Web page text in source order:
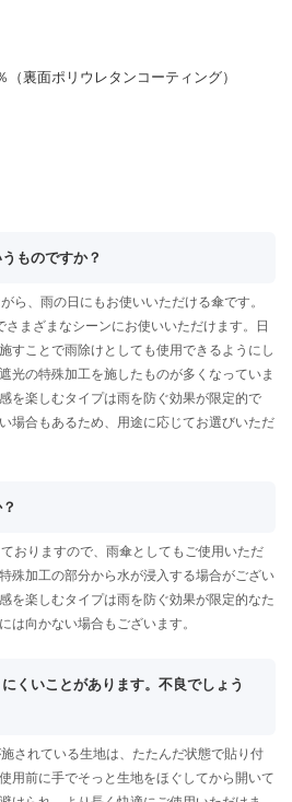
裏面ポリウレタンコーティング）
ものですか？
ら、雨の日にもお使いいただける傘です。
まざまなシーンにお使いいただけます。日
すことで雨除けとしても使用できるようにし
光の特殊加工を施したものが多くなっていま
を楽しむタイプは雨を防ぐ効果が限定的で
場合もあるため、用途に応じてお選びいただ
おりますので、雨傘としてもご使用いただ
殊加工の部分から水が浸入する場合がござい
を楽しむタイプは雨を防ぐ効果が限定的なた
は向かない場合もございます。
くいことがあります。不良でしょう
されている生地は、たたんだ状態で貼り付
用前に手でそっと生地をほぐしてから開いて